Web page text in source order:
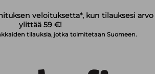
veloituksetta*, kun tilauksesi arvo
ylittää 59 €!
tilauksia, jotka toimitetaan Suomeen.